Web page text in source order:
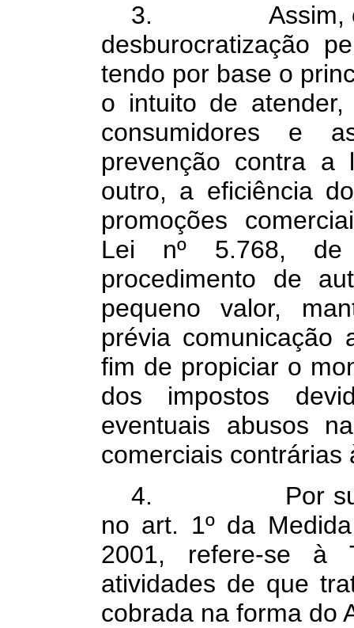
3. Assim,
desburocratização
tendo por base o
o intuito de
consumidores e
prevenção contra a
outro, a eficiência
promoções
Lei nº 5.768,
procedimento de
pequeno valor,
prévia comunicação
fim de propiciar o
dos impostos
eventuais abusos
comerciais contrárias
4. Por sua
no art. 1º da
2001, refere-se à
atividades de que
cobrada na forma do